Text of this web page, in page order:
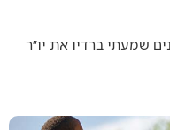
שמעתי ברדיו את יו״ר